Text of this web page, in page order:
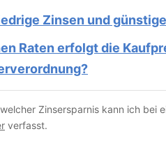
Zinsen und
Raten erfolgt die
Zinsersparnis kann ich bei
verfasst.